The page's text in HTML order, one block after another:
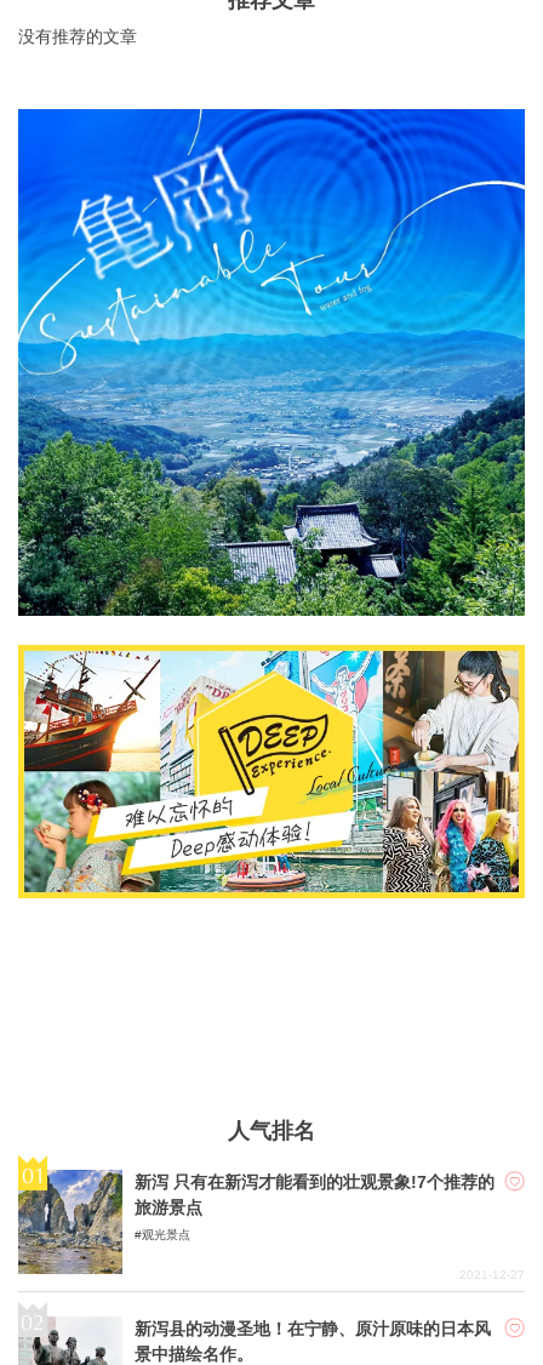
没有推荐的文章
人气排名
新泻 只有在新泻才能看到的壮观景象!7个推荐的
旅游景点
观光景点
2021-12-27
新泻县的动漫圣地！在宁静、原汁原味的日本风
景中描绘名作。